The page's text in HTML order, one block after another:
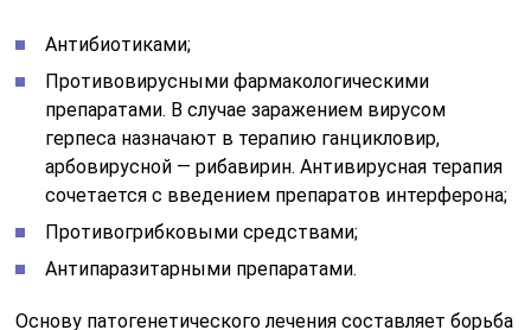
Антибиотиками;
Противовирусными фармакологическими
препаратами. В случае заражением вирусом
герпеса назначают в терапию ганцикловир,
арбовирусной — рибавирин. Антивирусная терапия
сочетается с введением препаратов интерферона;
Противогрибковыми средствами;
Антипаразитарными препаратами.
Основу патогенетического лечения составляет борьба